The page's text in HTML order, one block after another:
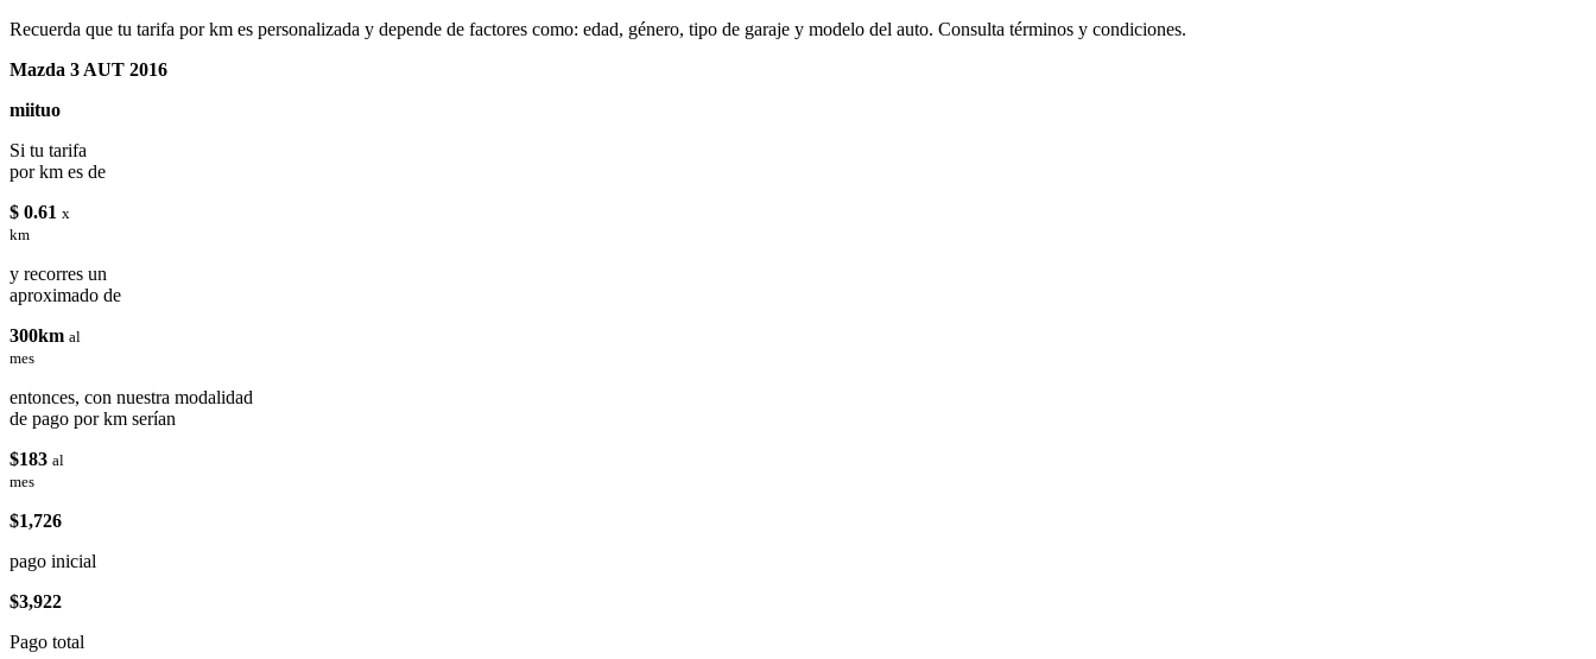
Recuerda que tu tarifa por km es personalizada y depende de factores como: edad, género, tipo de garaje y modelo del auto. Consulta términos y condiciones.
Mazda 3 AUT 2016
miituo
Si tu tarifa
por km es de
$ 0.61 x
km
y recorres un
aproximado de
300km al
mes
entonces, con nuestra modalidad
de pago por km serían
$183 al
mes
$1,726
pago inicial
$3,922
Pago total